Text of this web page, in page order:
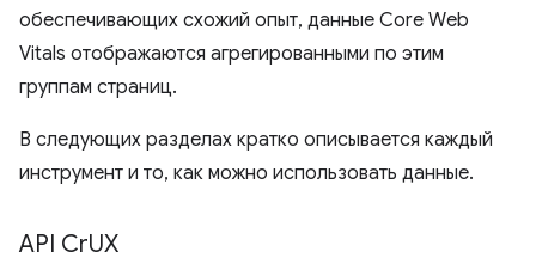
обеспечивающих схожий опыт, данные Core Web
Vitals отображаются агрегированными по этим
группам страниц.
В следующих разделах кратко описывается каждый
инструмент и то, как можно использовать данные.
API CrUX